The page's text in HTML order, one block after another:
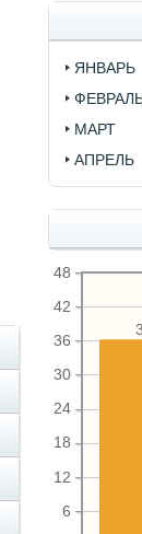
ЯНВАРЬ
МАРТ
АПРЕЛЬ
6
12
18
24
30
36
42
48